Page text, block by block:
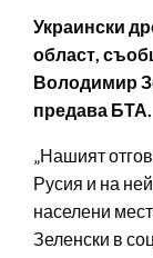
Украински
област,
Володимир
предава БТА.
„Нашият
Русия и на
населени
Зеленски в